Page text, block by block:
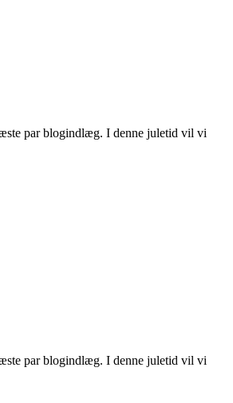
par blogindlæg. I denne juletid vil vi
par blogindlæg. I denne juletid vil vi